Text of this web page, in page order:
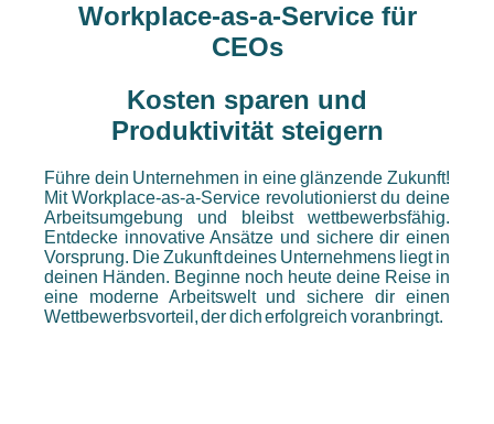
Workplace-as-a-Service für
CEOs
Kosten sparen und
Produktivität steigern
Führe dein Unternehmen in eine glänzende Zukunft!
Mit Workplace-as-a-Service revolutionierst du deine
Arbeitsumgebung und bleibst wettbewerbsfähig.
Entdecke innovative Ansätze und sichere dir einen
Vorsprung. Die Zukunft deines Unternehmens liegt in
deinen Händen. Beginne noch heute deine Reise in
eine moderne Arbeitswelt und sichere dir einen
Wettbewerbsvorteil, der dich erfolgreich voranbringt.